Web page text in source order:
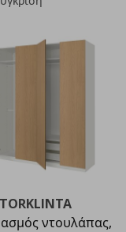
ντουλάπας,